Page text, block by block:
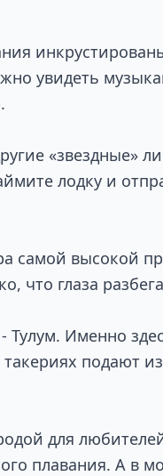
увидеть
«звездные»
лодку и
самой высокой
что глаза
Именно
подают
для
плавания. А в